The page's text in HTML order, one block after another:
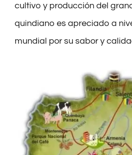
cultivo y producción del
quindiano es apreciado a
mundial por su sabor y